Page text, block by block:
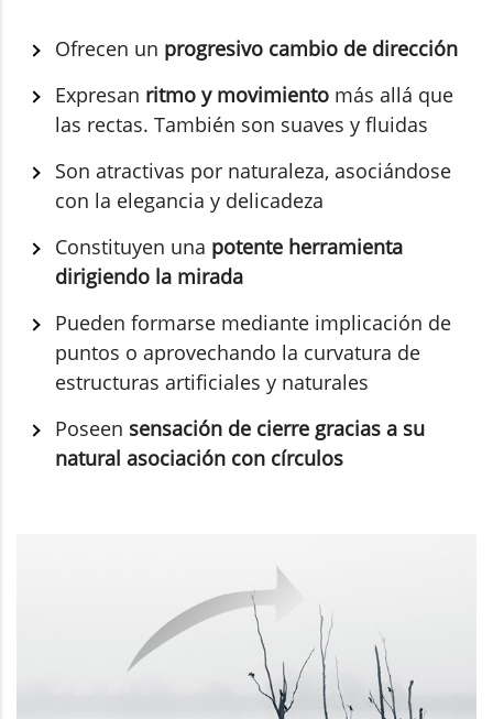
Ofrecen un progresivo cambio de dirección
Expresan ritmo y movimiento más allá que
las rectas. También son suaves y fluidas
Son atractivas por naturaleza, asociándose
con la elegancia y delicadeza
Constituyen una potente herramienta
dirigiendo la mirada
Pueden formarse mediante implicación de
puntos o aprovechando la curvatura de
estructuras artificiales y naturales
Poseen sensación de cierre gracias a su
natural asociación con círculos